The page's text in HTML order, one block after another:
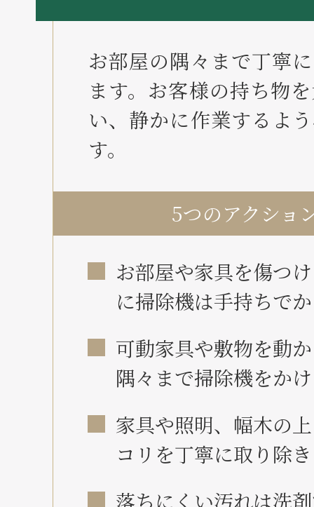
お部屋の隅々まで丁寧
ます。お客様の持ち物
い、静かに作業するよ
す。
5つのアクショ
お部屋や家具を傷つ
に掃除機は手持ちで
可動家具や敷物を動
隅々まで掃除機をか
家具や照明、幅木の
コリを丁寧に取り除
落ちにくい汚れは洗